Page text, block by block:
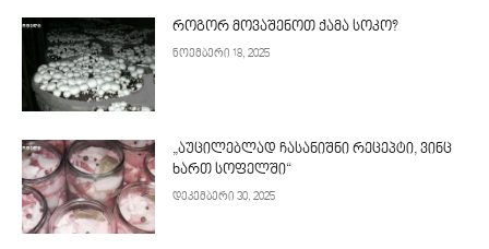
როგორ მოვაშენოთ ქამა სოკო?
ნოემბერი 18, 2025
„აუცილებლად ჩასანიშნი რეცეპტი, ვინც
ხართ სოფელში“
დეკემბერი 30, 2025